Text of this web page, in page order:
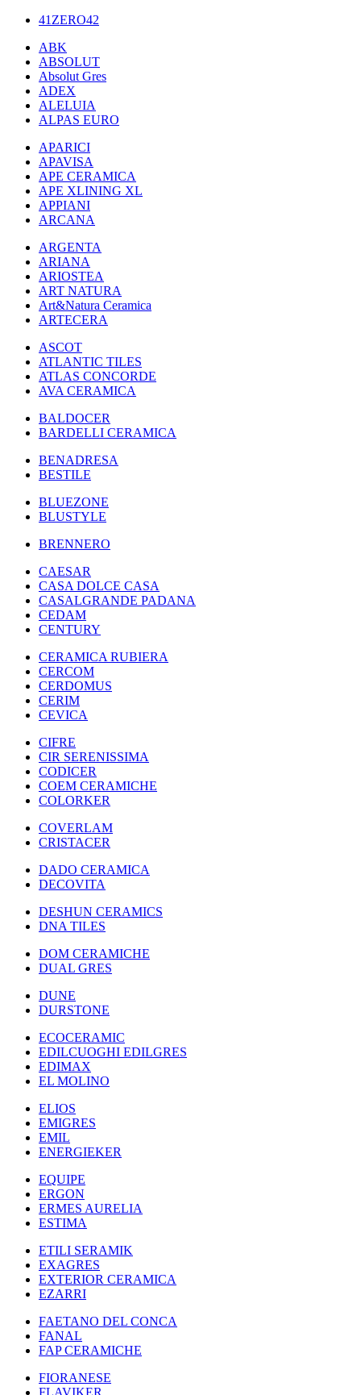
41ZERO42
ABK
ABSOLUT
Absolut Gres
ADEX
ALELUIA
ALPAS EURO
APARICI
APAVISA
APE CERAMICA
APE XLINING XL
APPIANI
ARCANA
ARGENTA
ARIANA
ARIOSTEA
ART NATURA
Art&Natura Ceramica
ARTECERA
ASCOT
ATLANTIC TILES
ATLAS CONCORDE
AVA CERAMICA
BALDOCER
BARDELLI CERAMICA
BENADRESA
BESTILE
BLUEZONE
BLUSTYLE
BRENNERO
CAESAR
CASA DOLCE CASA
CASALGRANDE PADANA
CEDAM
CENTURY
CERAMICA RUBIERA
CERCOM
CERDOMUS
CERIM
CEVICA
CIFRE
CIR SERENISSIMA
CODICER
COEM CERAMICHE
COLORKER
COVERLAM
CRISTACER
DADO CERAMICA
DECOVITA
DESHUN CERAMICS
DNA TILES
DOM CERAMICHE
DUAL GRES
DUNE
DURSTONE
ECOCERAMIC
EDILCUOGHI EDILGRES
EDIMAX
EL MOLINO
ELIOS
EMIGRES
EMIL
ENERGIEKER
EQUIPE
ERGON
ERMES AURELIA
ESTIMA
ETILI SERAMIK
EXAGRES
EXTERIOR CERAMICA
EZARRI
FAETANO DEL CONCA
FANAL
FAP CERAMICHE
FIORANESE
FLAVIKER